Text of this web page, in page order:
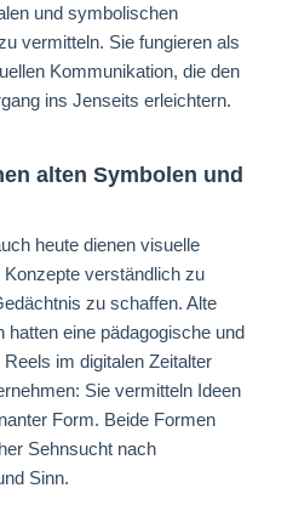
und symbolischen
vermitteln. Sie fungieren als
Kommunikation, die den
ins Jenseits erleichtern.
alten Symbolen und
heute dienen visuelle
verständlich zu
zu schaffen. Alte
hatten eine pädagogische und
im digitalen Zeitalter
Sie vermitteln Ideen
Form. Beide Formen
Sehnsucht nach
Sinn.